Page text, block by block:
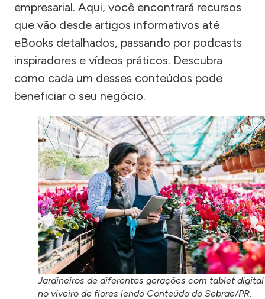
empresarial. Aqui, você encontrará recursos
que vão desde artigos informativos até
eBooks detalhados, passando por podcasts
inspiradores e vídeos práticos. Descubra
como cada um desses conteúdos pode
beneficiar o seu negócio.
Jardineiros de diferentes gerações com tablet digital
no viveiro de flores lendo Conteúdo do Sebrae/PR.